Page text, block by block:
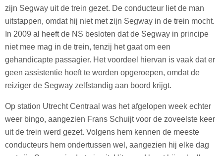
zijn Segway uit de trein gezet. De conducteur liet de man
uitstappen, omdat hij niet met zijn Segway in de trein mocht.
In 2009 al heeft de NS besloten dat de Segway in principe
niet mee mag in de trein, tenzij het gaat om een
gehandicapte passagier. Het voordeel hiervan is vaak dat er
geen assistentie hoeft te worden opgeroepen, omdat de
reiziger de Segway zelfstandig aan boord krijgt.
Op station Utrecht Centraal was het afgelopen week echter
weer bingo, aangezien Frans Schuijt voor de zoveelste keer
uit de trein werd gezet. Volgens hem kennen de meeste
conducteurs hem ondertussen wel, aangezien hij elke dag